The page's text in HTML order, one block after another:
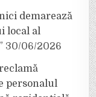
demarează
local al
30/06/2026
personalul